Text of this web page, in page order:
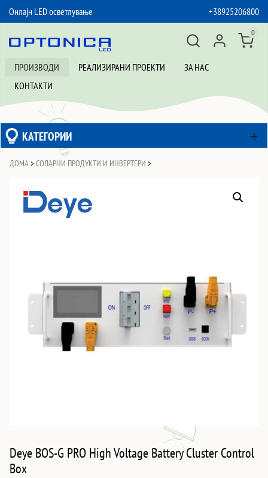
Онлајн LED осветлување
+38925206800
ПРОИЗВОДИ РЕАЛИЗИРАНИ ПРОЕКТИ
ЗА НАС
КОНТАКТИ
0
КАТЕГОРИИ
ДОМА >СОЛАРНИ ПРОДУКТИ И ИНВЕРТЕРИ >
Deye BOS-G PRO High Voltage Battery Cluster Control
Box